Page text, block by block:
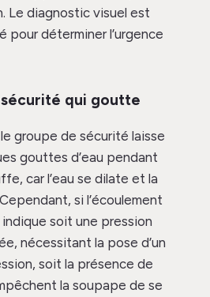
Le diagnostic visuel est
pour déterminer l’urgence
qui goutte
groupe de sécurité laisse
gouttes d’eau pendant
car l’eau se dilate et la
si l’écoulement
soit une pression
nécessitant la pose d’un
soit la présence de
la soupape de se